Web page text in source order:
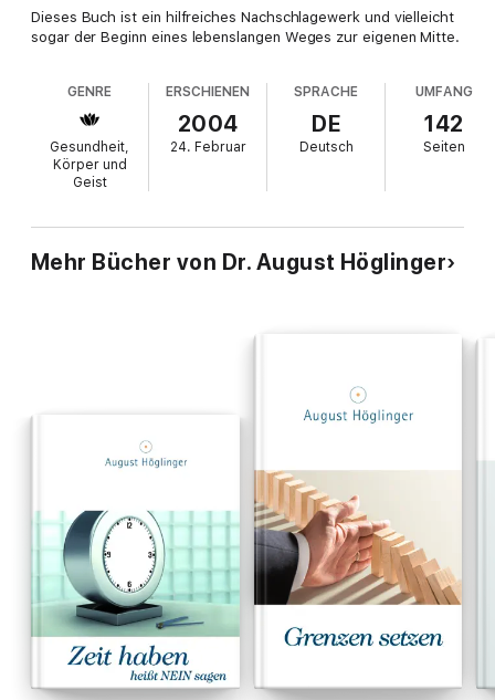
Dieses Buch ist ein hilfreiches Nachschlagewerk und vielleicht
sogar der Beginn eines lebenslangen Weges zur eigenen Mitte.
GENRE
Gesundheit,
Körper und
Geist
ERSCHIENEN
2004
24. Februar
SPRACHE
DE
Deutsch
UMFANG
142
Seiten
Mehr Bücher von Dr. August Höglinger